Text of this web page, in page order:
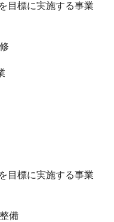
目標に実施する事業
目標に実施する事業
備